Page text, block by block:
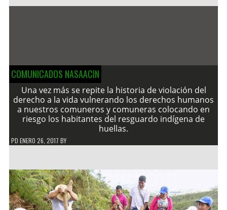
COMUNICADOS NASAACIN
Una vez más se repite la historia de violación del
derecho a la vida vulnerando los derechos humanos
a nuestros comuneros y comuneras colocando en
riesgo los habitantes del resguardo indígena de
huellas.
PD ENERO 26, 2017 BY